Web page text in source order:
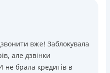
вже! Заблокувала
але дзвінки
брала кредитів в